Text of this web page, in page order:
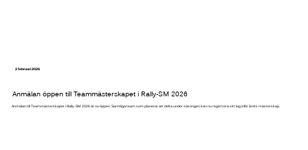
2 februari 2026
Anmälan öppen till Teammästerskapet i Rally-SM 2026
Anmälan till Teammästerskapet i Rally-SM 2026 är nu öppen. Samtliga team som planerar att delta under säsongen kan nu registrera sitt lag inför årets mästerskap.